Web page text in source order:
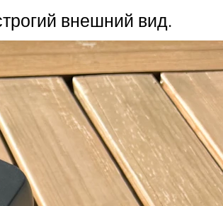
внешний вид.